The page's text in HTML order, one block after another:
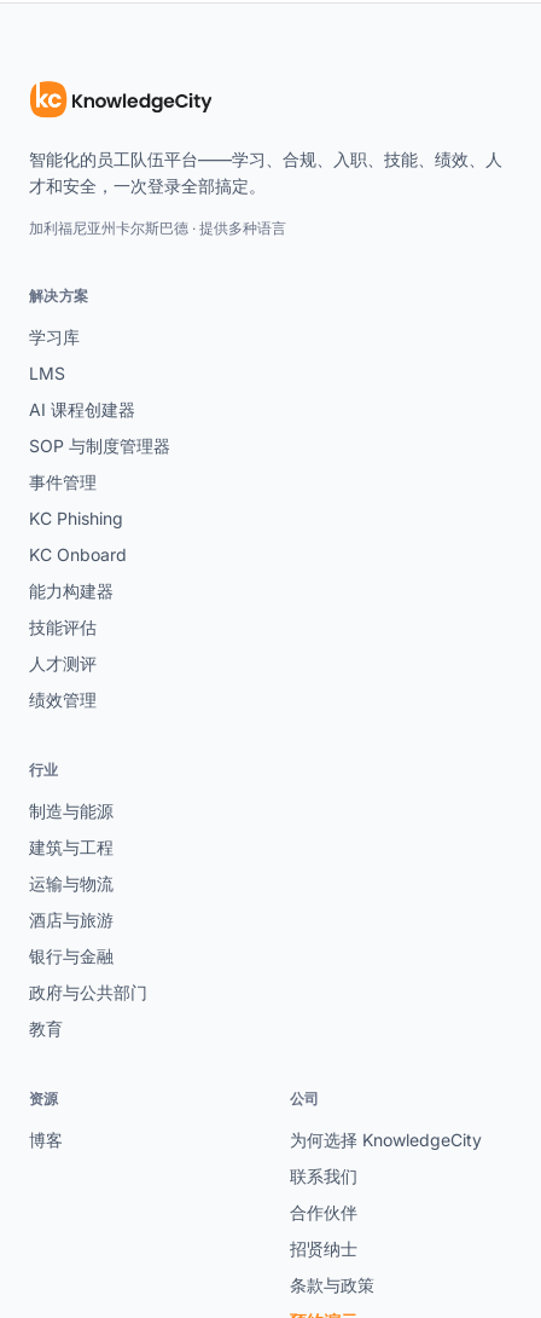
智能化的员工队伍平台——学习、合规、入职、技能、绩效、人
才和安全，一次登录全部搞定。
加利福尼亚州卡尔斯巴德 · 提供多种语言
解决方案
学习库
LMS
AI 课程创建器
SOP 与制度管理器
事件管理
KC Phishing
KC Onboard
能力构建器
技能评估
人才测评
绩效管理
行业
制造与能源
建筑与工程
运输与物流
酒店与旅游
银行与金融
政府与公共部门
教育
资源
博客
公司
为何选择 KnowledgeCity
联系我们
合作伙伴
招贤纳士
条款与政策